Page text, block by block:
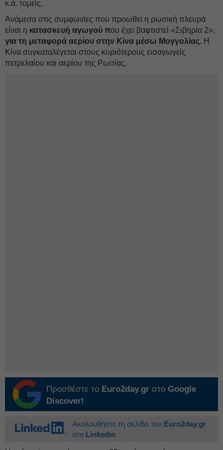
κ.ά. τομείς.
Ανάμεσα στις συμφωνίες που προωθεί η ρωσική πλευρά
είναι η κατασκευή αγωγού που έχει βαφτιστεί «Σιβηρία 2»,
για τη μεταφορά αερίου στην Κίνα μέσω Μογγολίας. Η
Κίνα συγκαταλέγεται στους κυριότερους εισαγωγείς
πετρελαίου και αερίου της Ρωσίας.
Προσθέστε το Euro2day.gr στο Google
Discover!
Ακολουθήστε τη σελίδα του Euro2day.gr
στο Linkedin